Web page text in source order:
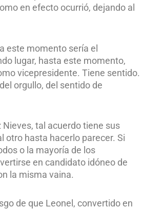
en efecto ocurrió, dejando al
este momento sería el
lugar, hasta este momento,
vicepresidente. Tiene sentido.
orgullo, del sentido de
tal acuerdo tiene sus
otro hasta hacerlo parecer. Si
o la mayoría de los
en candidato idóneo de
la misma vaina.
de que Leonel, convertido en